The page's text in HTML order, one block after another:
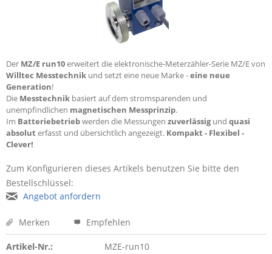
Der MZ/E run10erweitert die elektronische-Meterzähler-Serie MZ/E von
Willtec Messtechnik und setzt eine neue Marke -eine neue
Generation!
Die Messtechnik basiert auf dem stromsparenden und
unempfindlichen magnetischen Messprinzip.
Im Batteriebetriebwerden die Messungen zuverlässigund quasi
absolut erfasst und übersichtlich angezeigt. Kompakt - Flexibel -
Clever!
Zum Konfigurieren dieses Artikels benutzen Sie bitte den
Bestellschlüssel:
Angebot anfordern
Merken Empfehlen
Artikel-Nr.: MZE-run10